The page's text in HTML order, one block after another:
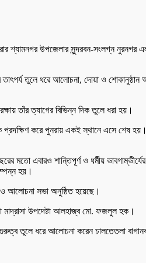
শ্যামনগর উপজেলার সুন্দরবন-সংলগ্ন নুরনগর
তুলে ধরে আলোচনা, দোয়া ও শোকানুষ্ঠান
তাঁর ত্যাগের বিভিন্ন দিক তুলে ধরা হয়।
করে পুনরায় একই স্থানে এসে শেষ
মতো এবারও শান্তিপূর্ণ ও ধর্মীয়
হয়।
ও আলোচনা সভা অনুষ্ঠিত হয়েছে।
মাদ্রাসা উপদেষ্টা আলহাজ্ব মো. ফজলুল হক।
তুলে ধরে আলোচনা করেন চালতেতলা